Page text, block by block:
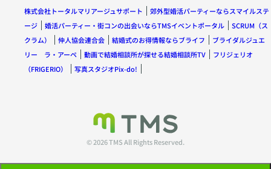
株式会社トータルマリアージュサポート
郊外型婚活パーティーならスマイルステ
ージ
婚活パーティー・街コンの出会いならTMSイベントポータル
SCRUM（ス
クラム）
仲人協会連合会 結婚式のお得情報ならブライフ
ブライダルジュエ
リー ラ・アーペ
動画で結婚相談所が探せる結婚相談所TV
フリジェリオ
（FRIGERIO）
写真スタジオPix-do!
© 2026 TMS All Rights Reserved.